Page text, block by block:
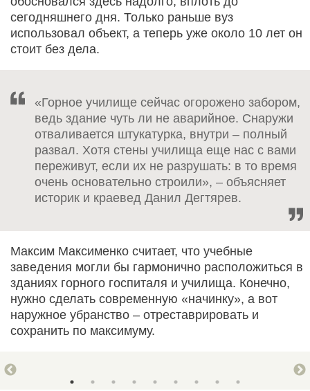
сегодняшнего дня. Только раньше вуз
использовал объект, а теперь уже около 10 лет он
стоит без дела.
«Горное училище сейчас огорожено забором,
ведь здание чуть ли не аварийное. Снаружи
отваливается штукатурка, внутри – полный
развал. Хотя стены училища еще нас с вами
переживут, если их не разрушать: в то время
очень основательно строили», – объясняет
историк и краевед Данил Дегтярев.
Максим Максименко считает, что учебные
заведения могли бы гармонично расположиться в
зданиях горного госпиталя и училища. Конечно,
нужно сделать современную «начинку», а вот
наружное убранство – отреставрировать и
сохранить по максимуму.